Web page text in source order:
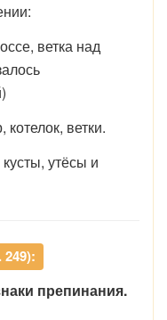
ветка над
ветки.
утёсы и
249):
препинания.